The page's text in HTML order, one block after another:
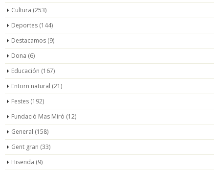
Cultura (253)
Deportes (144)
Destacamos (9)
Dona (6)
Educación (167)
Entorn natural (21)
Festes (192)
Fundació Mas Miró (12)
General (158)
Gent gran (33)
Hisenda (9)